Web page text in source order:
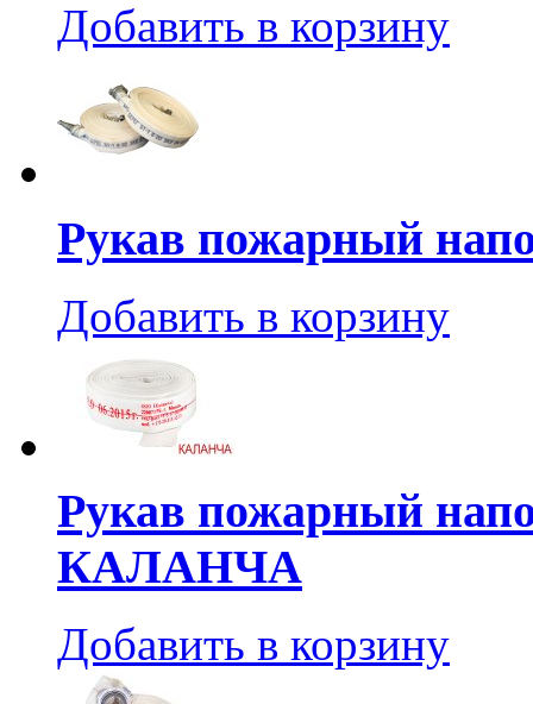
Добавить в корзину
Рукав пожарный
Добавить в корзину
Рукав пожарный
КАЛАНЧА
Добавить в корзину